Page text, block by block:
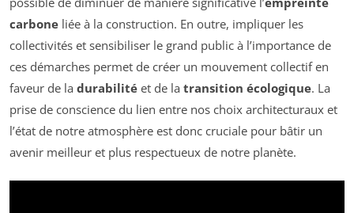
carbone liée à la construction. En outre, impliquer les
collectivités et sensibiliser le grand public à l’importance de
ces démarches permet de créer un mouvement collectif en
faveur de la durabilité et de la transition écologique. La
prise de conscience du lien entre nos choix architecturaux et
l’état de notre atmosphère est donc cruciale pour bâtir un
avenir meilleur et plus respectueux de notre planète.